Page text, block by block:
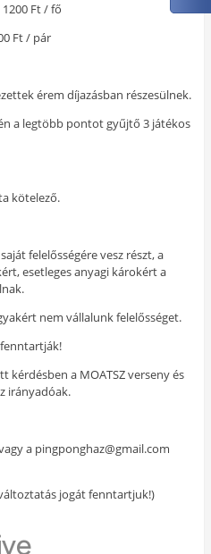
Ft / fő
Ft / pár
érem díjazásban részesülnek.
a legtöbb pontot gyűjtő 3 játékos
kötelező.
felelősségére vesz részt, a
esetleges anyagi károkért a
nem vállalunk felelősséget.
kérdésben a MOATSZ verseny és
irányadóak.
a pingponghaz@gmail.com
jogát fenntartjuk!)